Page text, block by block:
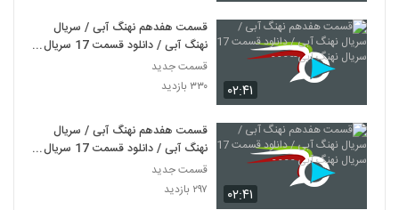
۰۲:۴۱
قسمت هفدهم نهنگ آبی / سریال
نهنگ آبی / دانلود قسمت 17 سریال
نهنگ آبی-- - - -
قسمت جدید
۳۳۰ بازدید
۰۲:۴۱
قسمت هفدهم نهنگ آبی / سریال
نهنگ آبی / دانلود قسمت 17 سریال
نهنگ آبی - - - -
قسمت جدید
۲۹۷ بازدید